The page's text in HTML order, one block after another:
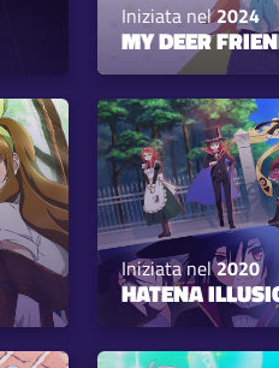
Iniziata nel2024
MY DEER
Iniziata nel2020
HATENA